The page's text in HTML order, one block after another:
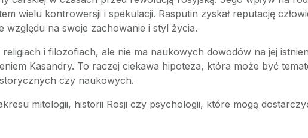
wielu kontrowersji i spekulacji. Rasputin zyskał reputację
względu na swoje zachowanie i styl życia.
i filozofiach, ale nie ma naukowych dowodów na jej
Kasandry. To raczej ciekawa hipoteza, która może być
czy naukowych.
mitologii, historii Rosji czy psychologii, które mogą